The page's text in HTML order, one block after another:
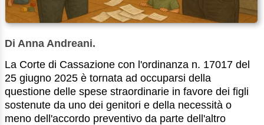
Di Anna Andreani.
La Corte di Cassazione con l'ordinanza n. 17017 del
25 giugno 2025 è tornata ad occuparsi della
questione delle spese straordinarie in favore dei figli
sostenute da uno dei genitori e della necessità o
meno dell'accordo preventivo da parte dell'altro